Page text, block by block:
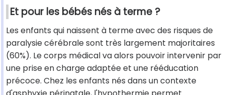
Et pour les bébés nés à terme ?
Les enfants qui naissent à terme avec des risques de
paralysie cérébrale sont très largement majoritaires
(60%). Le corps médical va alors pouvoir intervenir par
une prise en charge adaptée et une rééducation
précoce. Chez les enfants nés dans un contexte